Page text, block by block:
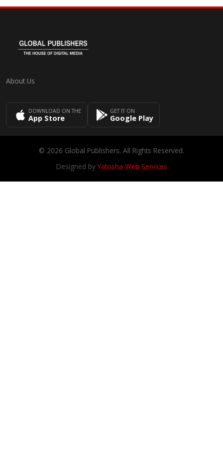
About Us
DOWNLOAD ON THE
App Store
GET IT ON
Google Play
© 2026 Global Publishers. All Rights Reserved.
Designed byYatosha Web Services